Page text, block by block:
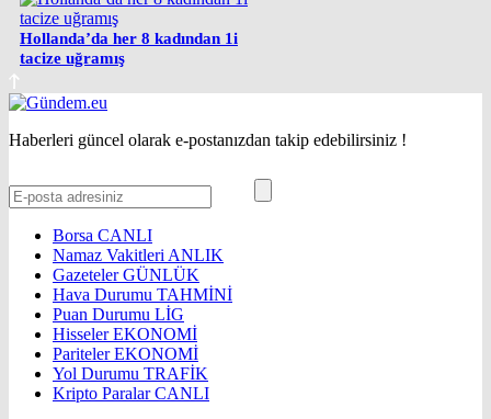
Hollanda’da her 8 kadından 1i
tacize uğramış
Haberleri güncel olarak e-postanızdan takip edebilirsiniz !
Borsa CANLI
Namaz Vakitleri ANLIK
GazetelerGÜNLÜK
Hava Durumu TAHMİNİ
Puan Durumu LİG
HisselerEKONOMİ
ParitelerEKONOMİ
Yol Durumu TRAFİK
Kripto ParalarCANLI